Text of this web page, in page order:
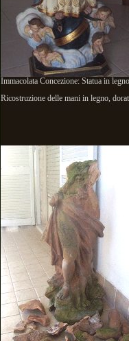
Immacolata Concezione: Statua in
Ricostruzione delle mani in legno,